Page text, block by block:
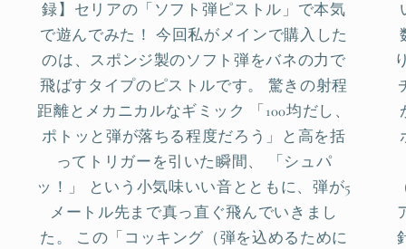
録】セリアの「ソフト弾ピストル」で本気
で遊んでみた！ 今回私がメインで購入した
のは、スポンジ製のソフト弾をバネの力で
飛ばすタイプのピストルです。 驚きの射程
距離とメカニカルなギミック 「100均だし、
ポトッと弾が落ちる程度だろう」と高を括
ってトリガーを引いた瞬間、 「シュパ
ッ！」 という小気味いい音とともに、弾が5
メートル先まで真っ直ぐ飛んでいきまし
た。 この「コッキング（弾を込めるために